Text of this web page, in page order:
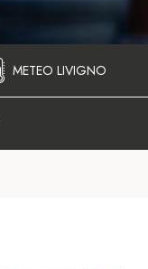
METEO LIVIGNO